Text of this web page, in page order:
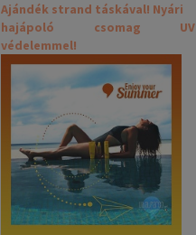
Ajándék strand táskával! Nyári
hajápoló csomag UV
védelemmel!